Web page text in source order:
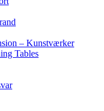
– Kunstværker
Tables